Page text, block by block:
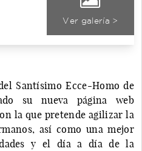
Ver galería >
Santísimo Ecce-Homo de
su nueva página web
la que pretende agilizar la
así como una mejor
y el día a día de la